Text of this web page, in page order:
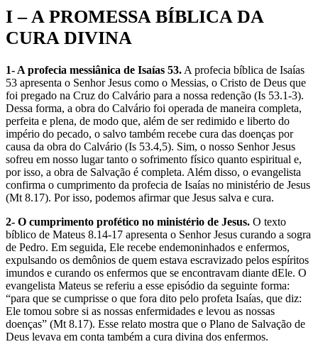
I – A PROMESSA BÍBLICA DA
CURA DIVINA
1- A profecia messiânica de Isaías 53. A profecia bíblica de Isaías
53 apresenta o Senhor Jesus como o Messias, o Cristo de Deus que
foi pregado na Cruz do Calvário para a nossa redenção (Is 53.1-3).
Dessa forma, a obra do Calvário foi operada de maneira completa,
perfeita e plena, de modo que, além de ser redimido e liberto do
império do pecado, o salvo também recebe cura das doenças por
causa da obra do Calvário (Is 53.4,5). Sim, o nosso Senhor Jesus
sofreu em nosso lugar tanto o sofrimento físico quanto espiritual e,
por isso, a obra de Salvação é completa. Além disso, o evangelista
confirma o cumprimento da profecia de Isaías no ministério de Jesus
(Mt 8.17). Por isso, podemos afirmar que Jesus salva e cura.
2- O cumprimento profético no ministério de Jesus. O texto
bíblico de Mateus 8.14-17 apresenta o Senhor Jesus curando a sogra
de Pedro. Em seguida, Ele recebe endemoninhados e enfermos,
expulsando os demônios de quem estava escravizado pelos espíritos
imundos e curando os enfermos que se encontravam diante dEle. O
evangelista Mateus se referiu a esse episódio da seguinte forma:
“para que se cumprisse o que fora dito pelo profeta Isaías, que diz:
Ele tomou sobre si as nossas enfermidades e levou as nossas
doenças” (Mt 8.17). Esse relato mostra que o Plano de Salvação de
Deus levava em conta também a cura divina dos enfermos.